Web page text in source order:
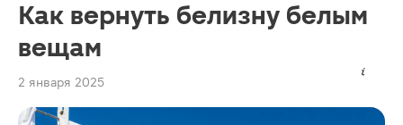
Как вернуть белизну белым
вещам
2 января 2025